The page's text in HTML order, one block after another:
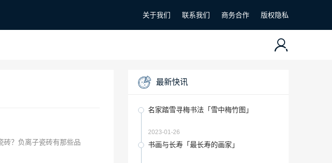
关于我们 联系我们 商务合作 版权隐私
砖？负离子瓷砖有那些品
最新快讯
名家踏雪寻梅书法「雪中梅竹图」
2023-01-26
书画与长寿「最长寿的画家」